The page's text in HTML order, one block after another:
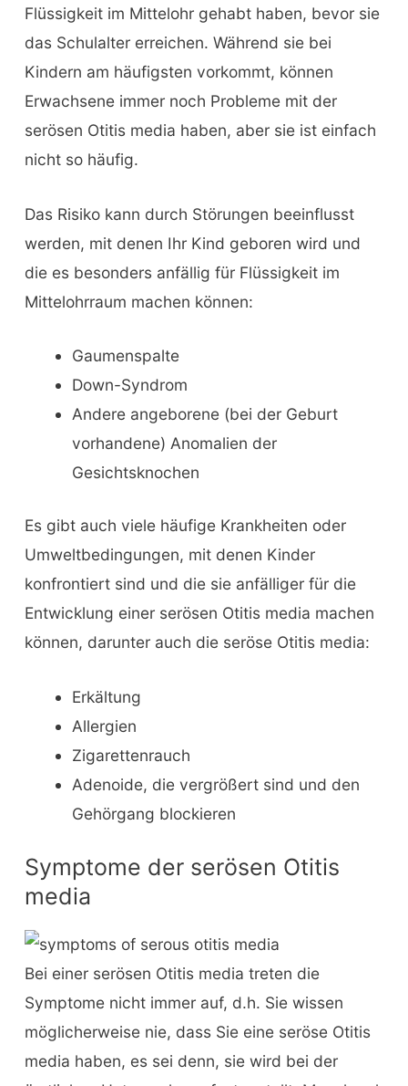
Flüssigkeit im Mittelohr gehabt haben, bevor sie
das Schulalter erreichen. Während sie bei
Kindern am häufigsten vorkommt, können
Erwachsene immer noch Probleme mit der
serösen Otitis media haben, aber sie ist einfach
nicht so häufig.
Das Risiko kann durch Störungen beeinflusst
werden, mit denen Ihr Kind geboren wird und
die es besonders anfällig für Flüssigkeit im
Mittelohrraum machen können:
Gaumenspalte
Down-Syndrom
Andere angeborene (bei der Geburt
vorhandene) Anomalien der
Gesichtsknochen
Es gibt auch viele häufige Krankheiten oder
Umweltbedingungen, mit denen Kinder
konfrontiert sind und die sie anfälliger für die
Entwicklung einer serösen Otitis media machen
können, darunter auch die seröse Otitis media:
Erkältung
Allergien
Zigarettenrauch
Adenoide, die vergrößert sind und den
Gehörgang blockieren
Symptome der serösen Otitis
media
Bei einer serösen Otitis media treten die
Symptome nicht immer auf, d.h. Sie wissen
möglicherweise nie, dass Sie eine seröse Otitis
media haben, es sei denn, sie wird bei der